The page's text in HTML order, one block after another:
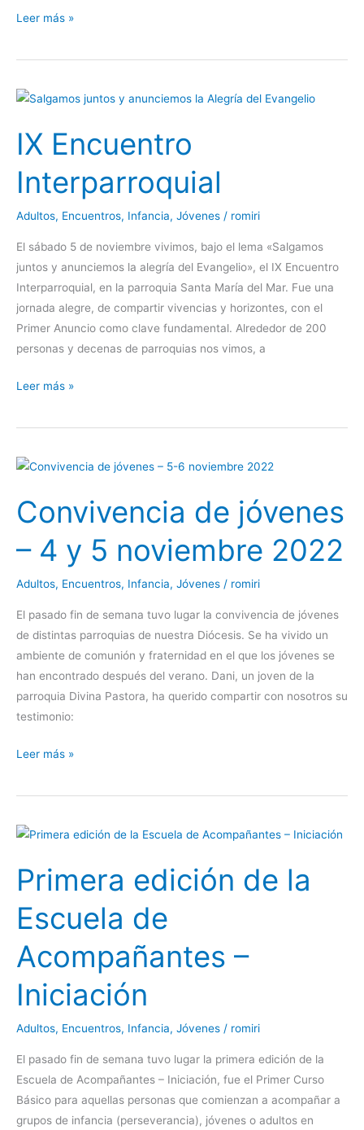
Leer más »
IX Encuentro
Interparroquial
Adultos, Encuentros, Infancia, Jóvenes / romiri
El sábado 5 de noviembre vivimos, bajo el lema «Salgamos
juntos y anunciemos la alegría del Evangelio», el IX Encuentro
Interparroquial, en la parroquia Santa María del Mar. Fue una
jornada alegre, de compartir vivencias y horizontes, con el
Primer Anuncio como clave fundamental. Alrededor de 200
personas y decenas de parroquias nos vimos, a
IX
Interparroquial
Leer más »
Convivencia de jóvenes
– 4 y 5 noviembre 2022
Adultos, Encuentros, Infancia, Jóvenes / romiri
El pasado fin de semana tuvo lugar la convivencia de jóvenes
de distintas parroquias de nuestra Diócesis. Se ha vivido un
ambiente de comunión y fraternidad en el que los jóvenes se
han encontrado después del verano. Dani, un joven de la
parroquia Divina Pastora, ha querido compartir con nosotros su
testimonio:
Convivencia
jóvenes
4
5
Leer más »
Primera edición de la
Escuela de
Acompañantes –
Iniciación
Adultos, Encuentros, Infancia, Jóvenes / romiri
El pasado fin de semana tuvo lugar la primera edición de la
Escuela de Acompañantes – Iniciación, fue el Primer Curso
Básico para aquellas personas que comienzan a acompañar a
grupos de infancia (perseverancia), jóvenes o adultos en
Primera
de
la
Escuela
Acompañantes
Iniciación